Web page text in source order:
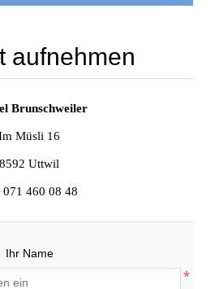
aufnehmen
Brunschweiler
Müsli 16
8592 Uttwil
071 460 08 48
Ihr Name
*